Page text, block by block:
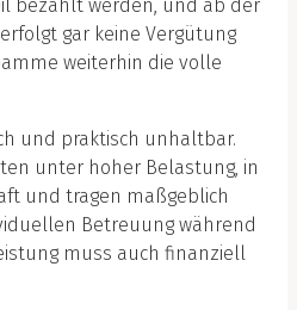
bezahlt werden, und ab der
gar keine Vergütung
weiterhin die volle
und praktisch unhaltbar.
unter hoher Belastung, in
und tragen maßgeblich
Betreuung während
muss auch finanziell